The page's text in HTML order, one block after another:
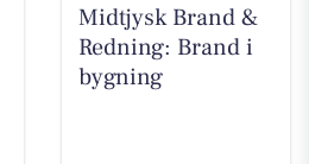
Midtjysk Brand &
Redning: Brand i
bygning